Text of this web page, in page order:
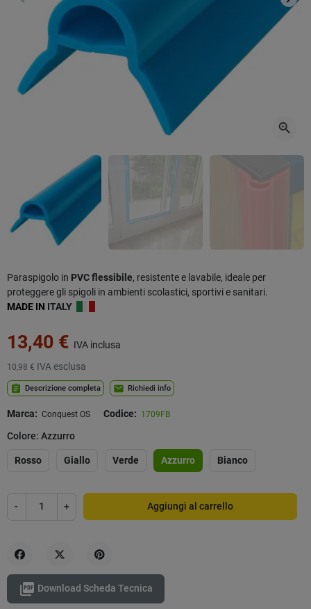
Precedente
zoom_in
Paraspigolo in PVC flessibile, resistente e lavabile, ideale per
proteggere gli spigoli in ambienti scolastici, sportivi e sanitari.
MADE IN ITALY
13,40 € IVA inclusa
10,98 € IVA esclusa
assignment Descrizione completa mail Richiedi info
Marca: Conquest OS Codice: 1709FB
Colore: Azzurro
Rosso Giallo Verde Azzurro Bianco
- + Aggiungi al carrello
 Download Scheda Tecnica